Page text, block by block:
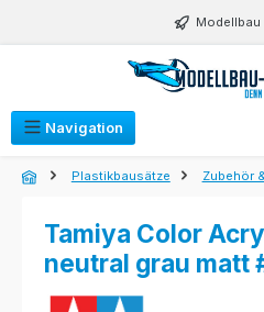
Zum Hauptinhalt springen Modellbau
Navigation
Plastikbausätze Zubehör
Tamiya Color
neutral grau matt